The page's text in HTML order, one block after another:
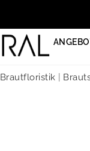
Brautfloristik